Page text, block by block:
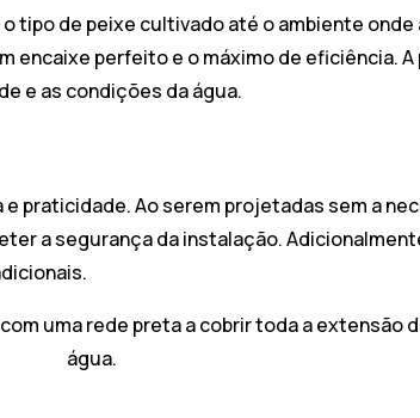
de peixe cultivado até o ambiente
encaixe perfeito e o máximo de eficiência.
e as condições da água.
praticidade. Ao serem projetadas sem a
a segurança da instalação.